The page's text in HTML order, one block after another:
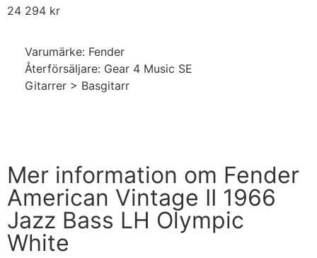
24 294 kr
Varumärke: Fender
Återförsäljare: Gear 4 Music SE
Gitarrer > Basgitarr
Mer information om Fender
American Vintage II 1966
Jazz Bass LH Olympic
White